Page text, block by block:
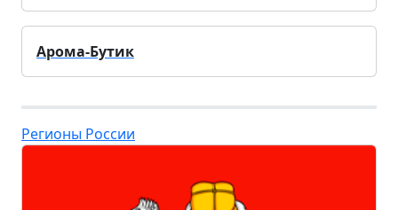
Арома-Бутик
Регионы России